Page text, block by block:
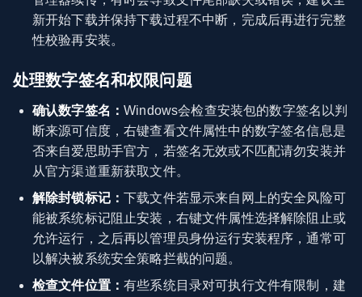
新开始下载并保持下载过程不中断，完成后再进行完整
性校验再安装。
处理数字签名和权限问题
确认数字签名：Windows会检查安装包的数字签名以判
断来源可信度，右键查看文件属性中的数字签名信息是
否来自爱思助手官方，若签名无效或不匹配请勿安装并
从官方渠道重新获取文件。
解除封锁标记：下载文件若显示来自网上的安全风险可
能被系统标记阻止安装，右键文件属性选择解除阻止或
允许运行，之后再以管理员身份运行安装程序，通常可
以解决被系统安全策略拦截的问题。
检查文件位置：有些系统目录对可执行文件有限制，建